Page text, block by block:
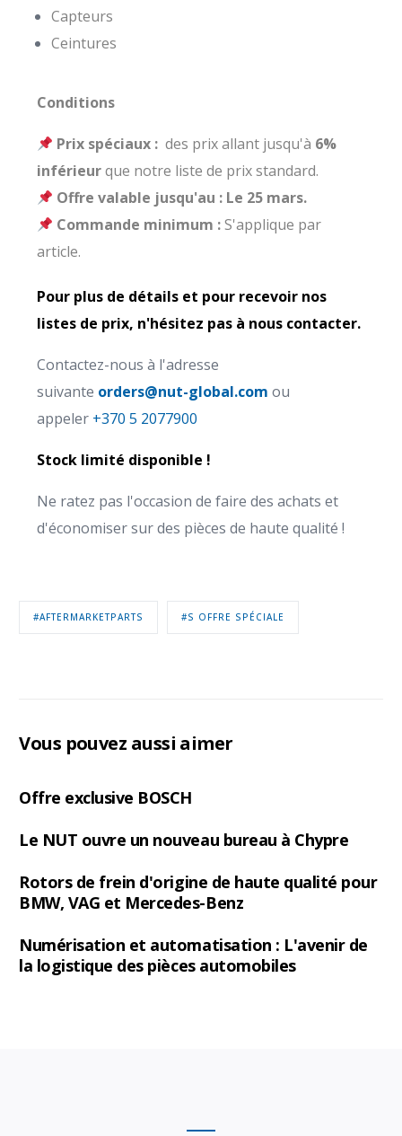
Capteurs
Ceintures
Conditions
Prix spéciaux : des prix allant jusqu'à 6%
inférieurque notre liste de prix standard.
Offre valable jusqu'au : Le 25 mars.
Commande minimum :S'applique par
article.
Pour plus de détails et pour recevoir nos
listes de prix, n'hésitez pas à nous contacter.
Contactez-nous à l'adresse
suivante orders@nut-global.com ou
appeler +370 5 2077900
Stock limité disponible !
Ne ratez pas l'occasion de faire des achats et
d'économiser sur des pièces de haute qualité !
#AFTERMARKETPARTS #S OFFRE SPÉCIALE
Vous pouvez aussi aimer
Offre exclusive BOSCH
Le NUT ouvre un nouveau bureau à Chypre
Rotors de frein d'origine de haute qualité pour
BMW, VAG et Mercedes-Benz
Numérisation et automatisation : L'avenir de
la logistique des pièces automobiles